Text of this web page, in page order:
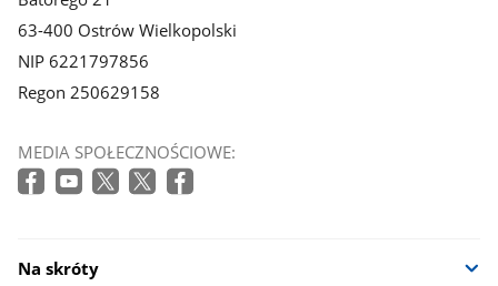
63-400 Ostrów Wielkopolski
NIP 6221797856
Regon 250629158
MEDIA SPOŁECZNOŚCIOWE:
Na skróty